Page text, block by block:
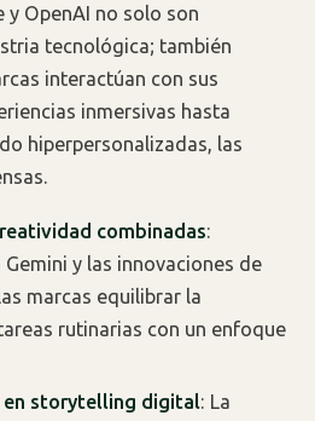
y OpenAI no solo son
tecnológica; también
interactúan con sus
inmersivas hasta
hiperpersonalizadas, las
combinadas:
y las innovaciones de
marcas equilibrar la
rutinarias con un enfoque
en storytelling digital: La